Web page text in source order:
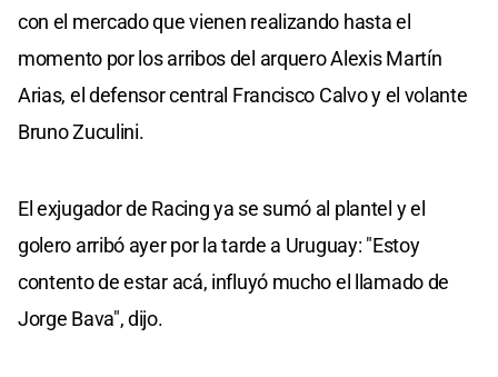
con el mercado que vienen realizando hasta el
momento por los arribos del arquero Alexis Martín
Arias, el defensor central Francisco Calvo y el volante
Bruno Zuculini.
El exjugador de Racing ya se sumó al plantel y el
golero arribó ayer por la tarde a Uruguay: "Estoy
contento de estar acá, influyó mucho el llamado de
Jorge Bava", dijo.